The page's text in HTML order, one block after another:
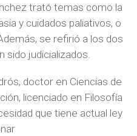
trató temas como la
y cuidados paliativos, o
se refirió a los dos
sido judicializados.
doctor en Ciencias de
licenciado en Filosofía
que tiene actual ley